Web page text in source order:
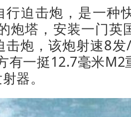
行迫击炮，是一种
炮塔，安装一门英
击炮，该炮射速8
有一挺12.7毫米
器。